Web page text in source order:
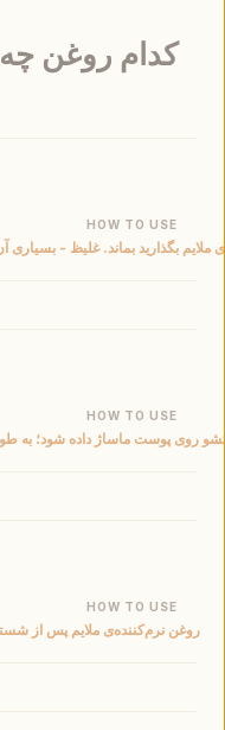
کدام روغن
روی پوست ماساژ داده شود؛ به
روغن نرم‌کننده‌ی ملایم پس از